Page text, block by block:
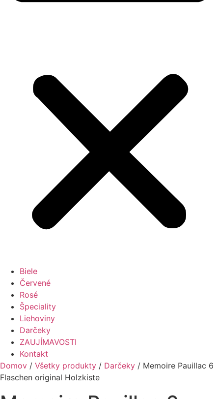
Biele
Červené
Rosé
Špeciality
Liehoviny
Darčeky
ZAUJÍMAVOSTI
Kontakt
Domov / Všetky produkty / Darčeky / Memoire Pauillac 6
Flaschen original Holzkiste